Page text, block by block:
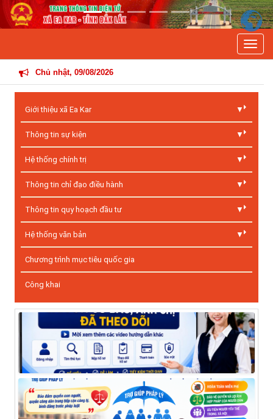
Chủ nhật, 09/08/2026
Giới thiệu xã Ea Kar
Thông tin sự kiện
Hệ thống chính trị
Thông tin chỉ đạo điều hành
Thông tin quy hoạch đầu tư
Hệ thống văn bản
Chương trình mục tiêu quốc gia
Công khai